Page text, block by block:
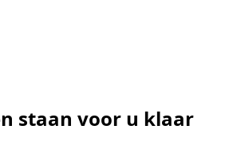
staan voor u klaar